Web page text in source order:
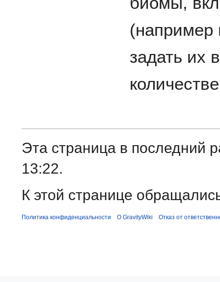
(например
задать их
Эта страница в последний
13:22.
К этой странице
Политика конфиденциальности О GravityWiki Отказ от